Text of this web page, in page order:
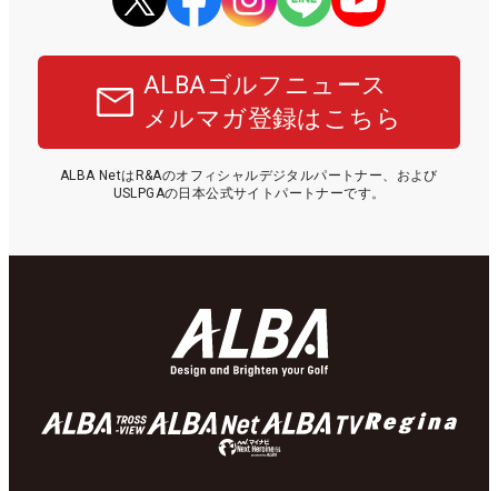
ALBAゴルフニュース
メルマガ登録はこちら
ALBA NetはR&Aのオフィシャルデジタルパートナー、および
USLPGAの日本公式サイトパートナーです。